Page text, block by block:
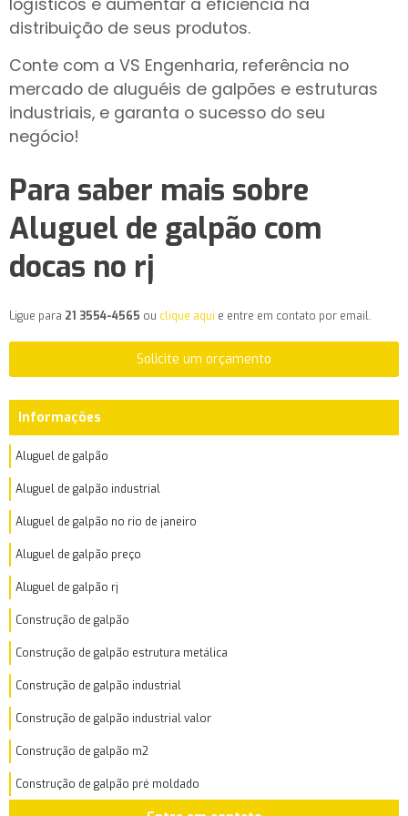
logísticos e aumentar a eficiência na
distribuição de seus produtos.
Conte com a VS Engenharia, referência no
mercado de aluguéis de galpões e estruturas
industriais, e garanta o sucesso do seu
negócio!
Para saber mais sobre
Aluguel de galpão com
docas no rj
Ligue para 21 3554-4565 ou clique aqui e entre em contato por email.
Solicite um orçamento
Informações
Aluguel de galpão
Aluguel de galpão industrial
Aluguel de galpão no rio de janeiro
Aluguel de galpão preço
Aluguel de galpão rj
Construção de galpão
Construção de galpão estrutura metálica
Construção de galpão industrial
Construção de galpão industrial valor
Construção de galpão m2
Construção de galpão pré moldado